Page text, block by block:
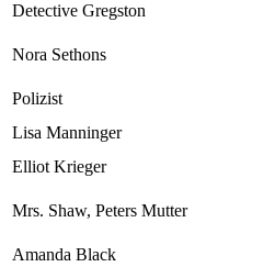
Detective Gregston
Nora Sethons
Polizist
Lisa Manninger
Elliot Krieger
Mrs. Shaw, Peters Mutter
Amanda Black